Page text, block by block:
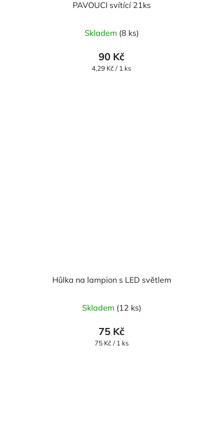
PAVOUCI svítící 21ks
Skladem (8 ks)
90 Kč
Měrná
4,29 Kč / 1 ks
Hůlka na lampion s LED světlem
Skladem (12 ks)
75 Kč
Měrná
75 Kč / 1 ks